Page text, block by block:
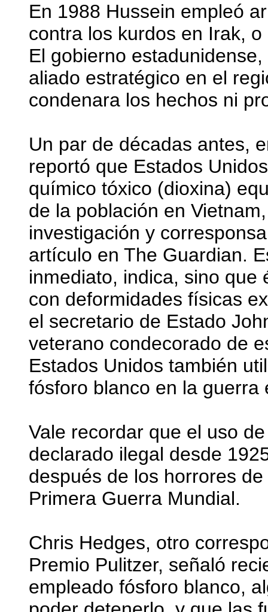
En 1988 Hussein empleó
contra los kurdos en Irak,
El gobierno
aliado estratégico en el
condenara los hechos ni
Un par de décadas antes,
reportó que Estados
químico tóxico (dioxina)
de la población en
investigación y
artículo en The Guardian.
inmediato, indica, sino que
con deformidades físicas
el secretario de Estado
veterano condecorado de
Estados Unidos también
fósforo blanco en la guerra
Vale recordar que el uso
declarado ilegal desde
después de los horrores
Primera Guerra Mundial.
Chris Hedges, otro
Premio Pulitzer, señaló
empleado fósforo blanco,